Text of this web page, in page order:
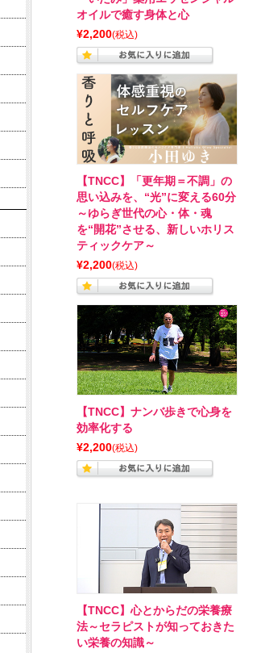
オイルで癒す身体と心
¥2,200(税込)
【TNCC】「更年期＝不調」の
思い込みを、“光”に変える60分
～ゆらぎ世代の心・体・魂
を“開花”させる、新しいホリス
ティックケア～
¥2,200(税込)
【TNCC】ナンバ歩きで心身を
効率化する
¥2,200(税込)
【TNCC】心とからだの栄養療
法～セラピストが知っておきた
い栄養の知識～